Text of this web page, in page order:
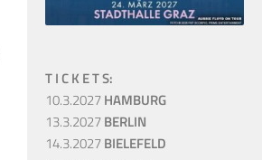
T I C K E T S:
10.3.2027HAMBURG
13.3.2027BERLIN
14.3.2027BIELEFELD